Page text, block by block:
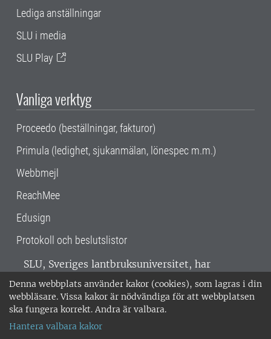
Denna webbplats använder kakor (cookies), som lagras i din
webbläsare. Vissa kakor är nödvändiga för att webbplatsen
ska fungera korrekt. Andra är valbara.
Hantera valbara kakor
Lediga anställningar
SLU i media
SLU Play
Vanliga verktyg
Proceedo (beställningar, fakturor)
Primula (ledighet, sjukanmälan, lönespec m.m.)
Webbmejl
ReachMee
Edusign
Protokoll och beslutslistor
SLU, Sveriges lantbruksuniversitet, har
verksamhet över hela Sverige. Huvudorter är
Alnarp, Uppsala och Umeå.SLU är
miljöcertifierat enligt ISO 14001. •
018-67 10 00 • Org nr: 202100-2817 •